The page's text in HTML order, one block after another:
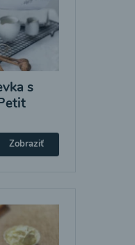
s
Zobraziť